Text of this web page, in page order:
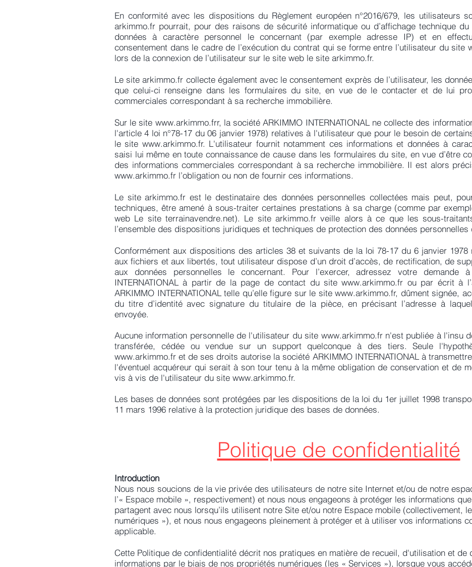
En conformité avec les dispositions du Règlement européen n°2016/679, les utilisateurs
arkimmo.fr pourrait, pour des raisons de sécurité informatique ou d’affichage technique
données à caractère personnel le concernant (par exemple adresse IP) et en
consentement dans le cadre de l’exécution du contrat qui se forme entre l’utilisateur du site
lors de la connexion de l’utilisateur sur le site web le site arkimmo.fr.
Le site arkimmo.fr collecte également avec le consentement exprès de l’utilisateur, les
que celui-ci renseigne dans les formulaires du site, en vue de le contacter et de lui
commerciales correspondant à sa recherche immobilière.
Sur le site www.arkimmo.frr, la société ARKIMMO INTERNATIONAL ne collecte des
l'article 4 loi n°78-17 du 06 janvier 1978) relatives à l'utilisateur que pour le besoin de
le site www.arkimmo.fr. L'utilisateur fournit notamment ces informations et données à
saisi lui même en toute connaissance de cause dans les formulaires du site, en vue d’être
des informations commerciales correspondant à sa recherche immobilière. Il est alors
www.arkimmo.fr l’obligation ou non de fournir ces informations.
Le site arkimmo.fr est le destinataire des données personnelles collectées mais peut,
techniques, être amené à sous-traiter certaines prestations à sa charge (comme par
web Le site terrainavendre.net). Le site arkimmo.fr veille alors à ce que les sous-
l’ensemble des dispositions juridiques et techniques de protection des données personnelles
Conformément aux dispositions des articles 38 et suivants de la loi 78-17 du 6 janvier 1978
aux fichiers et aux libertés, tout utilisateur dispose d’un droit d’accès, de rectification, de
aux données personnelles le concernant. Pour l’exercer, adressez votre demande
INTERNATIONAL à partir de la page de contact du sitewww.arkimmo.fr ou par écrit à
ARKIMMO INTERNATIONAL telle qu’elle figure sur le sitewww.arkimmo.fr, dûment signée,
du titre d’identité avec signature du titulaire de la pièce, en précisant l’adresse à
envoyée.
Aucune information personnelle de l'utilisateur du site www.arkimmo.frn'est publiée à l'insu
transférée, cédée ou vendue sur un support quelconque à des tiers. Seule
www.arkimmo.fr et de ses droits autorise la société ARKIMMO INTERNATIONAL à
l'éventuel acquéreur qui serait à son tour tenu à la même obligation de conservation et de
vis à vis de l'utilisateur du site www.arkimmo.fr.
Les bases de données sont protégées par les dispositions de la loi du 1er juillet 1998
11 mars 1996 relative à la protection juridique des bases de données.
Politique de confidentialité
Introduction
Nous nous soucions de la vie privée des utilisateurs de notre site Internet et/ou de notre
l’« Espace mobile », respectivement) et nous nous engageons à protéger les informations
partagent avec nous lorsqu’ils utilisent notre Site et/ou notre Espace mobile (collectivement,
numériques »), et nous nous engageons pleinement à protéger et à utiliser vos informations
applicable.
Cette Politique de confidentialité décrit nos pratiques en matière de recueil, d'utilisation et de
informations par le biais de nos propriétés numériques (les « Services »), lorsque vous